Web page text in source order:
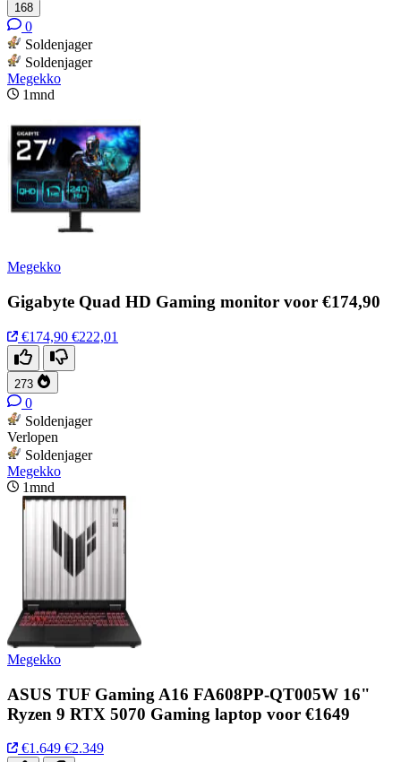
168
0
Soldenjager
Soldenjager
Megekko
1mnd
Megekko
Gigabyte Quad HD Gaming monitor voor €174,90
€174,90 €222,01
273
0
Soldenjager
Verlopen
Soldenjager
Megekko
1mnd
Megekko
ASUS TUF Gaming A16 FA608PP-QT005W 16"
Ryzen 9 RTX 5070 Gaming laptop voor €1649
€1.649 €2.349